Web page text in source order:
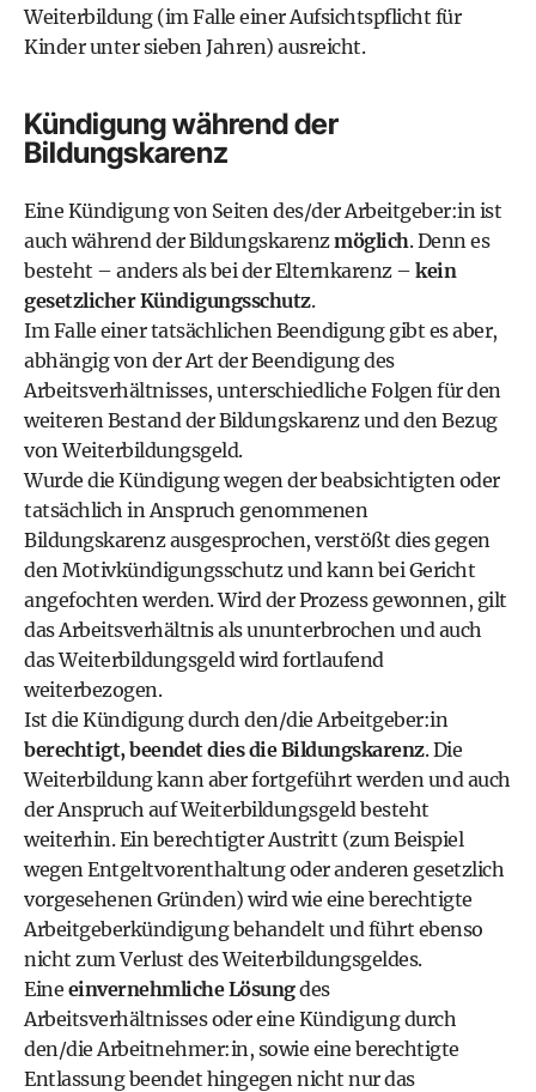
Weiterbildung (im Falle einer Aufsichtspflicht für
Kinder unter sieben Jahren) ausreicht.
Kündigung während der
Bildungskarenz
Eine Kündigungvon Seiten des/der Arbeitgeber:in ist
auch während der Bildungskarenzmöglich. Denn es
besteht – anders als bei der Elternkarenz – kein
gesetzlicher Kündigungsschutz.
Im Falle einer tatsächlichen Beendigung gibt es aber,
abhängig von der Art der Beendigung des
Arbeitsverhältnisses, unterschiedliche Folgen für den
weiteren Bestand der Bildungskarenz und den Bezug
von Weiterbildungsgeld.
Wurde die Kündigung wegen der beabsichtigten oder
tatsächlich in Anspruch genommenen
Bildungskarenz ausgesprochen, verstößt dies gegen
den Motivkündigungsschutz und kann bei Gericht
angefochten werden. Wird der Prozess gewonnen, gilt
das Arbeitsverhältnis als ununterbrochen und auch
das Weiterbildungsgeld wird fortlaufend
weiterbezogen.
Ist die Kündigung durch den/die Arbeitgeber:in
berechtigt, beendet dies die Bildungskarenz. Die
Weiterbildung kann aber fortgeführt werden und auch
der Anspruch auf Weiterbildungsgeld besteht
weiterhin. Ein berechtigter Austritt (zum Beispiel
wegen Entgeltvorenthaltung oder anderen gesetzlich
vorgesehenen Gründen) wird wie eine berechtigte
Arbeitgeberkündigung behandelt und führt ebenso
nicht zum Verlust des Weiterbildungsgeldes.
Eine einvernehmliche Lösungdes
Arbeitsverhältnisses oder eine Kündigung durch
den/die Arbeitnehmer:in, sowie eine berechtigte
Entlassung beendet hingegen nicht nur das